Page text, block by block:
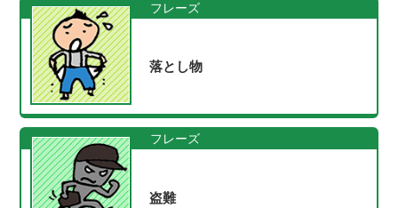
フレーズ
落とし物
フレーズ
盗難